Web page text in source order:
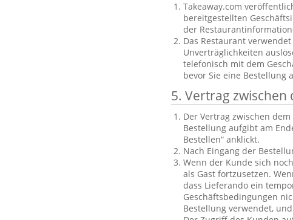
Takeaway.com
bereitgestellten
der
Das Restaurant
Unverträglichkeiten
telefonisch mit dem
bevor Sie eine Bestellung
5. Vertrag
Der Vertrag zwischen
Bestellung aufgibt am
Bestellen“ anklickt.
Nach Eingang der
Wenn der Kunde sich
als Gast fortzusetzen.
dass Lieferando ein
Geschäftsbedingungen
Bestellung verwendet,